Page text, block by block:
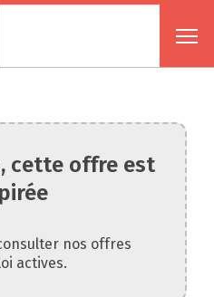
cette offre est
nos offres
actives.